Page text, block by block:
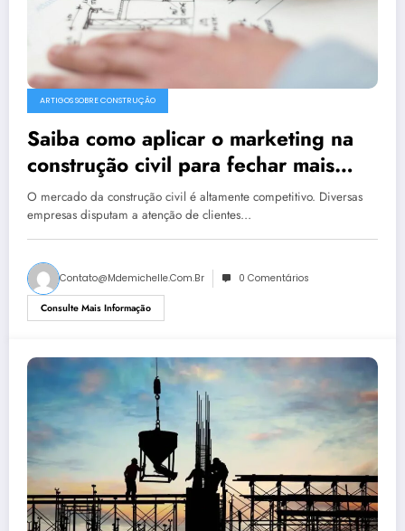
ARTIGOS SOBRE CONSTRUÇÃO
Saiba como aplicar o marketing na
construção civil para fechar mais
vendas
O mercado da construção civil é altamente competitivo. Diversas
empresas disputam a atenção de clientes…
Contato@mdemichelle.com.br 0 Comentários
Consulte Mais Informação